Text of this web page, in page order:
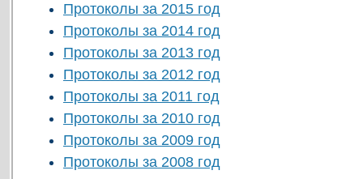
Протоколы за 2015 год
Протоколы за 2014 год
Протоколы за 2013 год
Протоколы за 2012 год
Протоколы за 2011 год
Протоколы за 2010 год
Протоколы за 2009 год
Протоколы за 2008 год